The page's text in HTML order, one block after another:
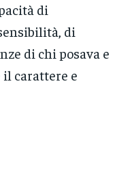
di
di
di chi posava e
carattere e